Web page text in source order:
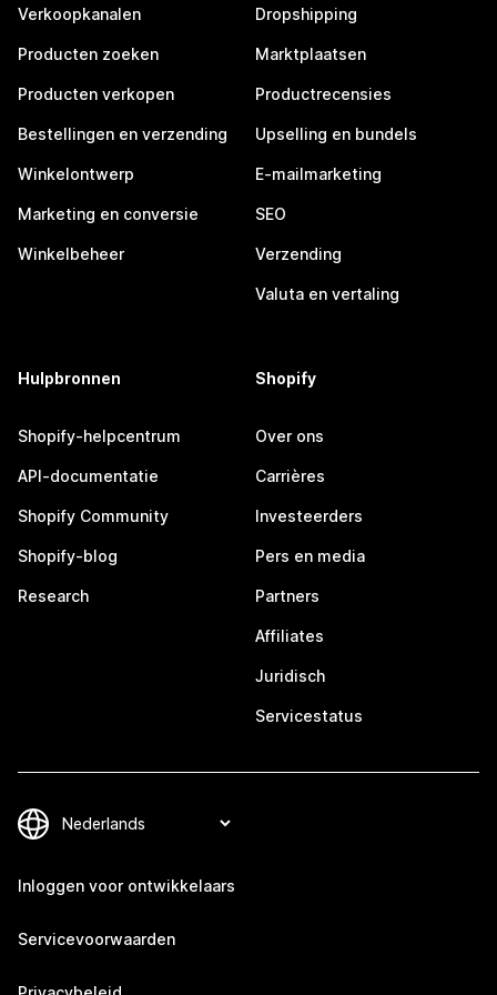
Verkoopkanalen
Producten zoeken
Producten verkopen
Bestellingen en verzending
Winkelontwerp
Marketing en conversie
Winkelbeheer
Dropshipping
Marktplaatsen
Productrecensies
Upselling en bundels
E-mailmarketing
SEO
Verzending
Valuta en vertaling
Hulpbronnen
Shopify-helpcentrum
API-documentatie
Shopify Community
Shopify-blog
Research
Shopify
Over ons
Carrières
Investeerders
Pers en media
Partners
Affiliates
Juridisch
Servicestatus
Inloggen voor ontwikkelaars
Servicevoorwaarden